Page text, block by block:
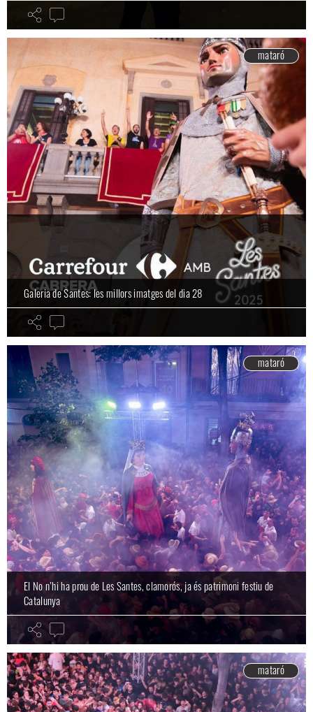
mataró
Galeria de Santes: les millors imatges del dia 28
mataró
El No n’hi ha prou de Les Santes, clamorós, ja és patrimoni festiu de
Catalunya
mataró